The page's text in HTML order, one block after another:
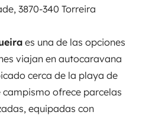
3870-340 Torreira
es una de las opciones
viajan en autocaravana
cerca de la playa de
campismo ofrece parcelas
equipadas con